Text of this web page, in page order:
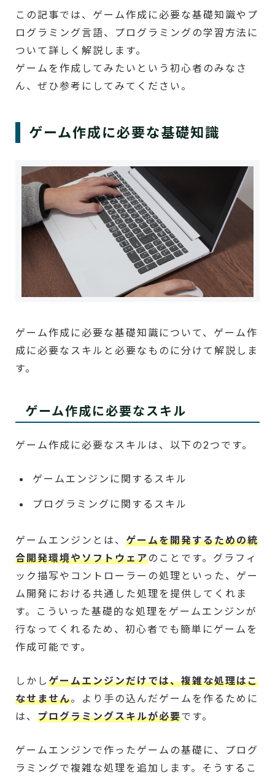
この記事では、ゲーム作成に必要な基礎知識やプ
ログラミング言語、プログラミングの学習方法に
ついて詳しく解説します。
ゲームを作成してみたいという初心者のみなさ
ん、ぜひ参考にしてみてください。
ゲーム作成に必要な基礎知識
ゲーム作成に必要な基礎知識について、ゲーム作
成に必要なスキルと必要なものに分けて解説しま
す。
ゲーム作成に必要なスキル
ゲーム作成に必要なスキルは、以下の2つです。
ゲームエンジンに関するスキル
プログラミングに関するスキル
ゲームエンジンとは、 ゲームを開発するための統
合開発環境やソフトウェアのことです。グラフィ
ック描写やコントローラーの処理といった、ゲー
ム開発における共通した処理を提供してくれま
す。こういった基礎的な処理をゲームエンジンが
行なってくれるため、初心者でも簡単にゲームを
作成可能です。
しかし ゲームエンジンだけでは、複雑な処理はこ
なせません。より手の込んだゲームを作るために
は、 プログラミングスキルが必要です。
ゲームエンジンで作ったゲームの基礎に、プログ
ラミングで複雑な処理を追加します。そうするこ